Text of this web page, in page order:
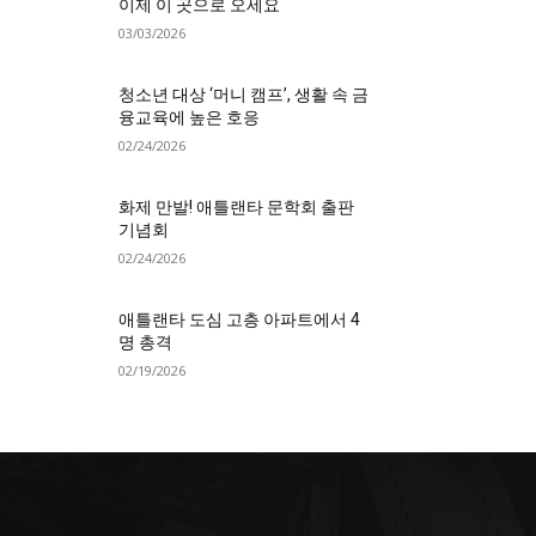
이제 이 곳으로 오세요
03/03/2026
청소년 대상 ‘머니 캠프’, 생활 속 금
융교육에 높은 호응
02/24/2026
화제 만발! 애틀랜타 문학회 출판
기념회
02/24/2026
애틀랜타 도심 고층 아파트에서 4
명 총격
02/19/2026